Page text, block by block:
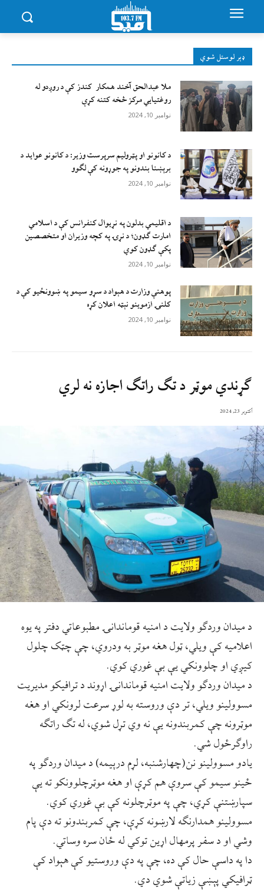
ډېر لوستل شوي
ملا عبدالحق آخند همکار کندز کې د روږدو له
روغتیایي مرکز څخه کتنه کړې
نوامبر 10, 2024
د کانونو او پټرولیم سرپرست وزیر: د کانونو عواید د
برېښنا بندونو په جوړونه کې لګوو
نوامبر 10, 2024
د اقليمي بدلون په نړيوال کنفرانس کې د اسلامي
امارت ګډون؛ د نړۍ په کچه وزيران او متخصصين
پکې ګډون کوي
نوامبر 10, 2024
پوهنې وزارت د هېواد د سړو سيمو په ښوونځيو کې د
کلنۍ ازموينو نېټه اعلان کړه
نوامبر 10, 2024
ګړندي موټر د تګ راتګ اجازه نه لري
آکتوبر 23, 2024
د میدان وردګو ولایت د امنیه قوماندانۍ مطبوعاتي دفتر په یوه
اعلامیه کې ویلي، ټول هغه موټر به ودروي، چې چټک چلول
کیږي او چلوونکي یې بې غوري کوي.
د میدان وردګو ولایت امنیه قوماندانۍ اړوند د ترافیکو مدیریت
مسوولینو ویلي، تر دې وروسته به لوړ سرعت لرونکي او هغه
موټرونه چې کمربندونه یې نه وي تړل شوي، له تګ راتګه
راوګرځول شي.
یادو مسوولینو نن(چهارشنبه، لړم درېیمه) د میدان وردګو په
ځینو سیمو کې سروې هم کړې او هغه موټرچلوونکو ته یې
سپارښتنې کړي، چې په موټرچلونه کې بې غوري کوي.
مسوولینو همدارنګه لارښونه کړې، چې کمربندونو ته دې پام
وشي او د سفر پرمهال اړین توکي له ځان سره وساتي.
دا په داسې حال کې ده، چې په دې وروستیو کې هېواد کې
ټرافیکي پېښې زیاتې شوي دي.